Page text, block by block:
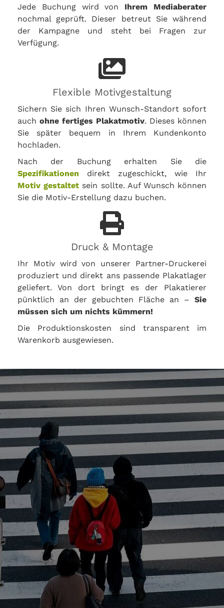
Jede Buchung wird von Ihrem Mediaberater
nochmal geprüft. Dieser betreut Sie während
der Kampagne und steht bei Fragen zur
Verfügung.
Flexible Motivgestaltung
Sichern Sie sich Ihren Wunsch-Standort sofort
auch ohne fertiges Plakatmotiv. Dieses können
Sie später bequem in Ihrem Kundenkonto
hochladen.
Nach der Buchung erhalten Sie die
Spezifikationen direkt zugeschickt, wie Ihr
Motiv gestaltet sein sollte. Auf Wunsch können
Sie die Motiv-Erstellung dazu buchen.
Druck & Montage
Ihr Motiv wird von unserer Partner-Druckerei
produziert und direkt ans passende Plakatlager
geliefert. Von dort bringt es der Plakatierer
pünktlich an der gebuchten Fläche an – Sie
müssen sich um nichts kümmern!
Die Produktionskosten sind transparent im
Warenkorb ausgewiesen.